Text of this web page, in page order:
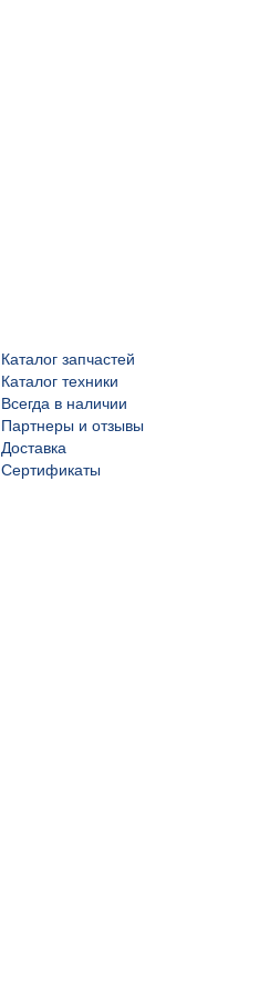
Каталог запчастей
Каталог техники
Всегда в наличии
Партнеры и отзывы
Доставка
Сертификаты